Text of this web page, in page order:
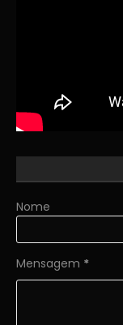
Nome
Mensagem *